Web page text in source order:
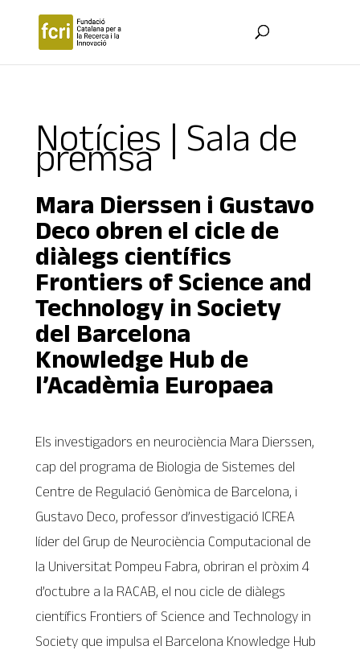
Notícies | Sala de
premsa
Mara Dierssen i Gustavo
Deco obren el cicle de
diàlegs científics
Frontiers of Science and
Technology in Society
del Barcelona
Knowledge Hub de
l’Acadèmia Europaea
Els investigadors en neurociència Mara Dierssen,
cap del programa de Biologia de Sistemes del
Centre de Regulació Genòmica de Barcelona, i
Gustavo Deco, professor d’investigació ICREA
líder del Grup de Neurociència Computacional de
la Universitat Pompeu Fabra, obriran el pròxim 4
d’octubre a la RACAB, el nou cicle de diàlegs
científics Frontiers of Science and Technology in
Society que impulsa el Barcelona Knowledge Hub